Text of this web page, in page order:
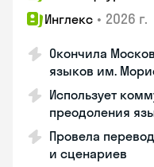
Инглекс • 2026 г.
Окончила
языков им.
Использует
преодоления
Провела
и сценариев